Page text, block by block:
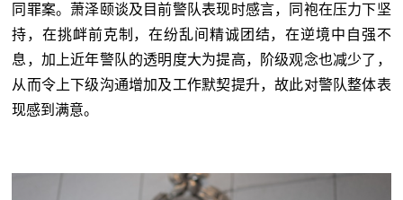
同罪案。萧泽颐谈及目前警队表现时感言，同袍在压力下坚
持，在挑衅前克制，在纷乱间精诚团结，在逆境中自强不
息，加上近年警队的透明度大为提高，阶级观念也减少了，
从而令上下级沟通增加及工作默契提升，故此对警队整体表
现感到满意。